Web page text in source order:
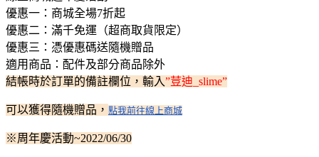
優惠一：商城全場7折起
優惠二：滿千免運（超商取貨限定）
優惠三：憑優惠碼送隨機贈品
適用商品：配件及部分商品除外
結帳時於訂單的備註欄位，輸入”荳迪_slime”
可以獲得隨機贈品， 點我前往線上商城
※周年慶活動~2022/06/30